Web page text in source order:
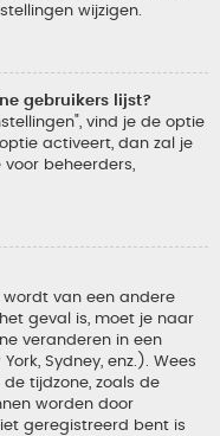
wijzigen.
gebruikers lijst?
vind je de optie
activeert, dan zal je
beheerders,
van een andere
geval is, moet je naar
veranderen in een
Sydney, enz.). Wees
tijdzone, zoals de
worden door
geregistreerd bent is